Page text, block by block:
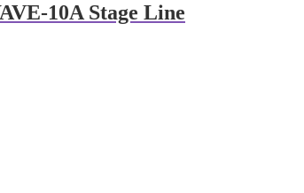
10A Stage Line